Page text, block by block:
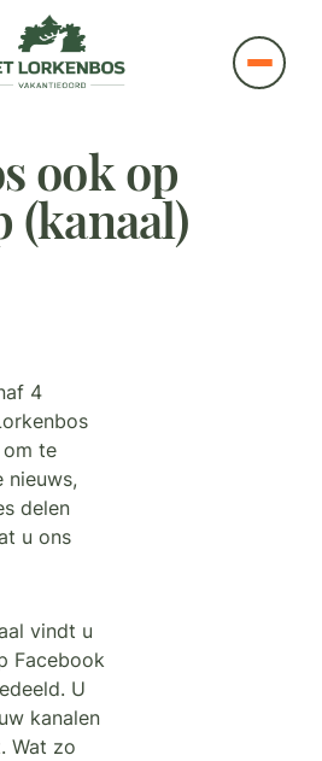
ook op
(kanaal)
4
om te
nieuws,
delen
u ons
vindt u
Facebook
U
kanalen
Wat zo